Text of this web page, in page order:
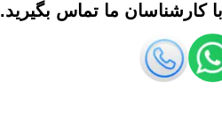
کارشناسان ما تماس بگیرید.